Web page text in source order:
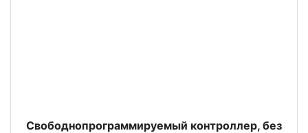
Свободнопрограммируемый контроллер, без